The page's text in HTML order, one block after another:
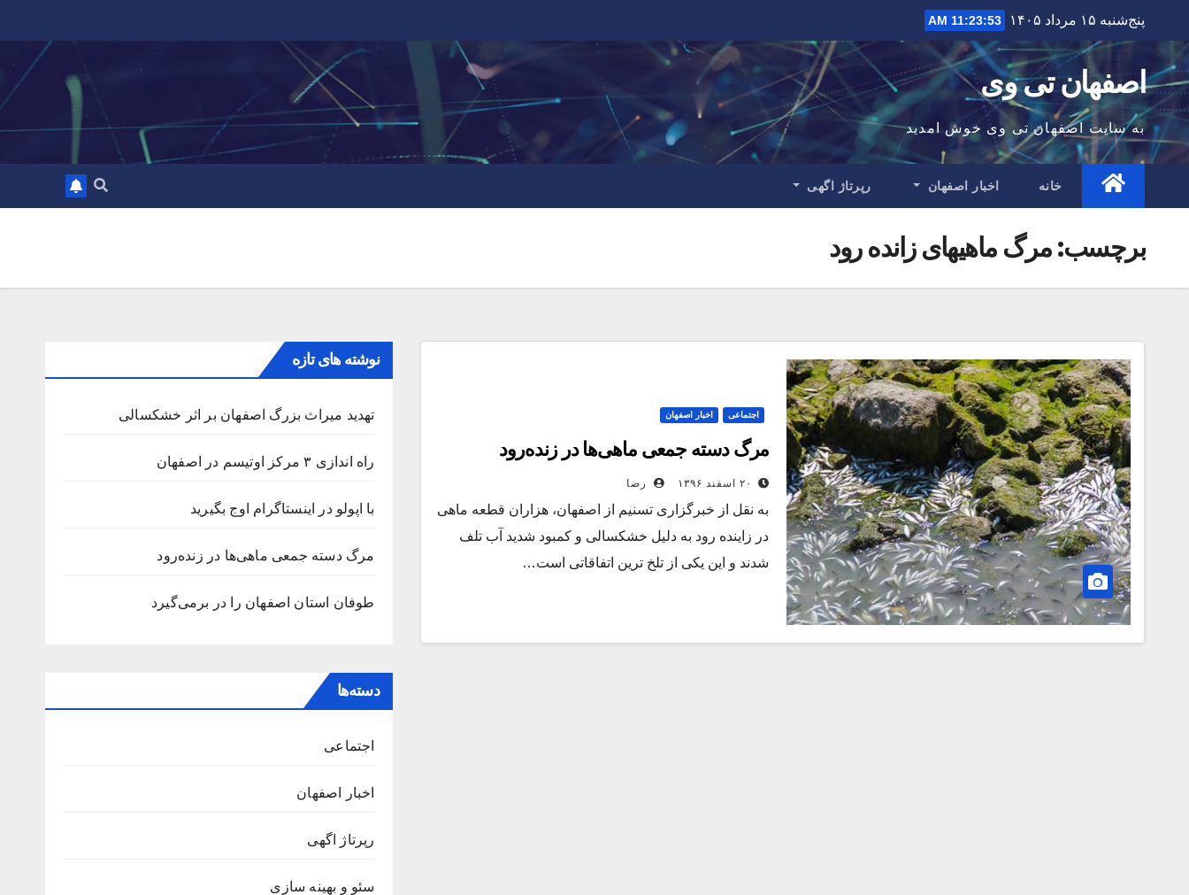
to
content
پنج‌شنبه ۱۵ مرداد ۱۴۰۵ 11:23:53 AM
اصفهان تی وی
به سایت اصفهان تی وی خوش امدید
خانه اخبار اصفهان رپرتاژ اگهی
برچسب:مرگ ماهیهای زانده رود
اجتماعی اخبار اصفهان
مرگ دسته جمعی ماهی‌ها در زنده‌رود
۲۰ اسفند ۱۳۹۶ رضا
به نقل از خبرگزاری تسنیم از اصفهان، هزاران قطعه ماهی
در زاینده رود به دلیل خشکسالی و کمبود شدید آب تلف
شدند و این یکی از تلخ ترین اتفاقاتی است…
نوشته های تازه
تهدید میراث بزرگ اصفهان بر اثر خشکسالی
راه اندازی ۳ مرکز اوتیسم در اصفهان
با اپولو در اینستاگرام اوج بگیرید
مرگ دسته جمعی ماهی‌ها در زنده‌رود
طوفان استان اصفهان را در برمی‌گیرد‌
دسته‌ها
اجتماعی
اخبار اصفهان
رپرتاژ اگهی
سئو و بهینه سازی